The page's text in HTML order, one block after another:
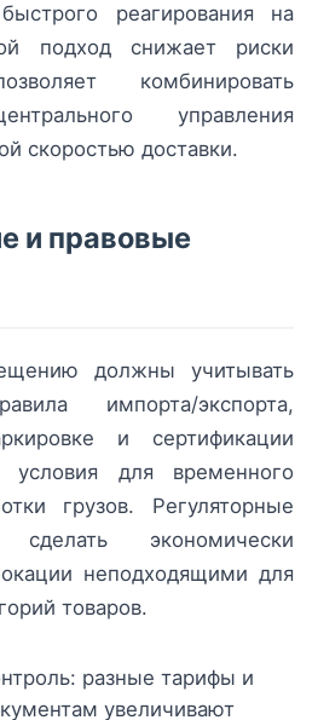
реагирования на
подход снижает риски
комбинировать
управления
скоростью доставки.
и правовые
должны учитывать
импорта/экспорта,
и сертификации
для временного
грузов. Регуляторные
экономически
неподходящими для
товаров.
разные тарифы и
увеличивают